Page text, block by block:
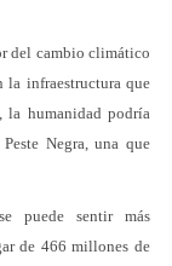
del cambio climático
la infraestructura que
la humanidad podría
Negra, una que
puede sentir más
de 466 millones de